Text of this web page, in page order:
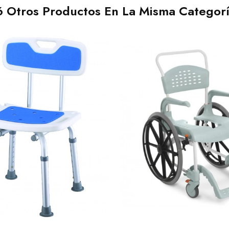
Otros Productos En La Misma